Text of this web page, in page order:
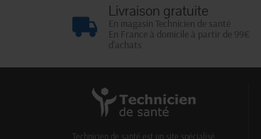
Livraison gratuite
En magasin Technicien de santé
En France à domicile à partir de 99€
d'achats
Technicien de santé est un site spécialisé